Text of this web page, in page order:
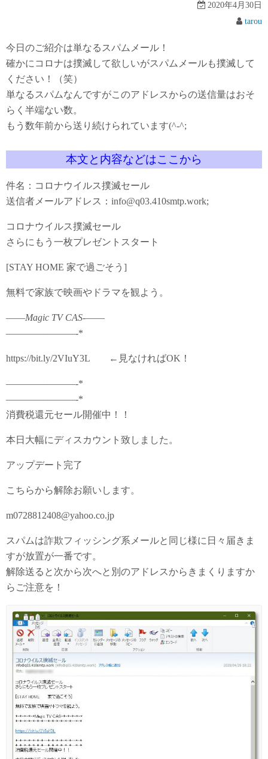
2020年4月30日
tarou
今日のご紹介は単なるスパムメール！
確かにコロナは撲滅して欲しいがスパムメールも撲滅して
ください！（笑）
単なるスパムなんですがこのアドレスからの送信量はおそ
らく半端ない数。
もう数年前から送り続けられています(^-^;
本文と内容などはここから
件名：コロナウイルス撲滅セール
送信者メールアドレス：info@q03.410smtp.work;
コロナウイルス撲滅セール
さらにもう一枚プレゼントスタート
[STAY HOME 家で過ごそう]
無料で家族で映画やドラマを観よう。
––––Magic TV CAS-––––
––––––—–––––—-*
https://bit.ly/2VIuY3L ←見なければOK！
––––––—–––––—-*
––––––—–––––—-*
消費税還元セール開催中！！
本日大幅にディスカウント致しました。
アップデート完了
こちらから解除お願いします。
m0728812408@yahoo.co.jp
スパムは詐欺フィッシング系メールと同じ様に日々届きま
すが放置が一番です。
解除送ると次から次へと別のアドレスからきまくりますか
らご注意を！